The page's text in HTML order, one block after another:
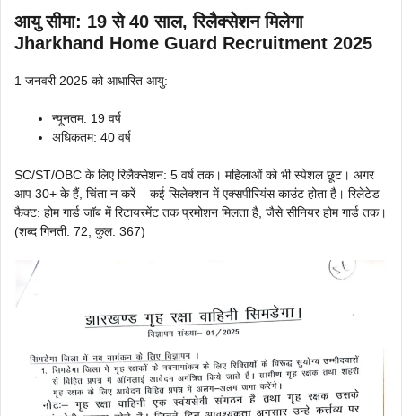
आयु सीमा: 19 से 40 साल, रिलैक्सेशन मिलेगा
Jharkhand Home Guard Recruitment 2025
1 जनवरी 2025 को आधारित आयु:
न्यूनतम: 19 वर्ष
अधिकतम: 40 वर्ष
SC/ST/OBC के लिए रिलैक्सेशन: 5 वर्ष तक। महिलाओं को भी स्पेशल छूट। अगर
आप 30+ के हैं, चिंता न करें – कई सिलेक्शन में एक्सपीरियंस काउंट होता है। रिलेटेड
फैक्ट: होम गार्ड जॉब में रिटायरमेंट तक प्रमोशन मिलता है, जैसे सीनियर होम गार्ड तक।
(शब्द गिनती: 72, कुल: 367)